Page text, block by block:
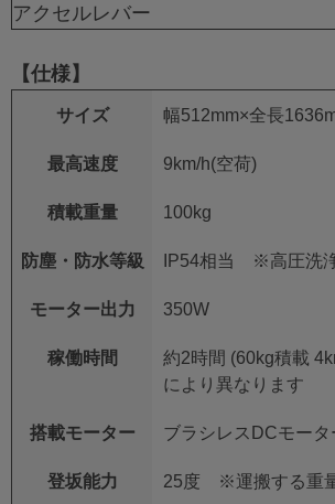
アクセルレバー
【仕様】
サイズ 幅512mm×全長
最高速度 9km/h(空荷)
積載重量 100kg
防塵・防水等級 IP54相当 ※高圧洗
モーター出力 350W
稼働時間
約2時間 (60kg積載
により異なります
搭載モーター ブラシレスDCモータ
登坂能力 25度 ※運搬する重